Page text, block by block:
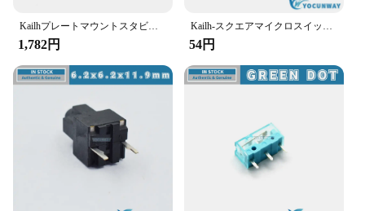
Kailhプレートマウントスタビライザーブラックケース1350チョコレートスイッチメカニカルキーボード2u6.25u
1,782円
Kailh-スクエアマイクロスイッチ,黒シェル,10万で耐久性,2ピン,GPSキー,本物,新品,オリジナル
54円